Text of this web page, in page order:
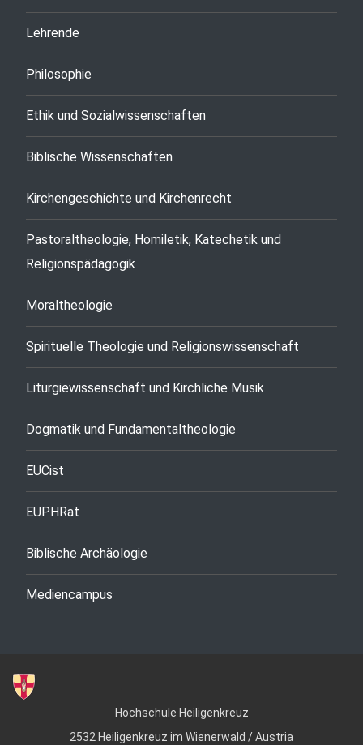
Lehrende
Philosophie
Ethik und Sozialwissenschaften
Biblische Wissenschaften
Kirchengeschichte und Kirchenrecht
Pastoraltheologie, Homiletik, Katechetik und
Religionspädagogik
Moraltheologie
Spirituelle Theologie und Religionswissenschaft
Liturgiewissenschaft und Kirchliche Musik
Dogmatik und Fundamentaltheologie
EUCist
EUPHRat
Biblische Archäologie
Mediencampus
Hochschule Heiligenkreuz
2532 Heiligenkreuz im Wienerwald / Austria